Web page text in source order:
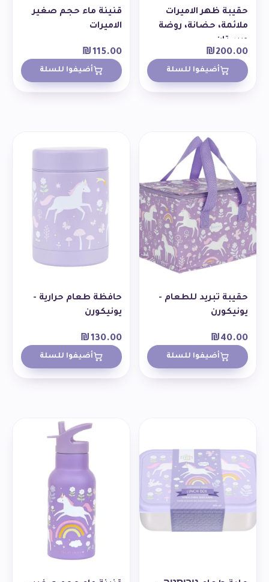
حقيبة ظهر الاميرات
ملائمة، حضانة، روضة
وبستان
₪200.00
أضيفوا للسلة
قنينة ماء حجم صغير
الاميرات
₪115.00
أضيفوا للسلة
حقيبة تبريد للطعام -
يونيكورن
₪40.00
أضيفوا للسلة
حافظة طعام حرارية -
يونيكورن
₪130.00
أضيفوا للسلة